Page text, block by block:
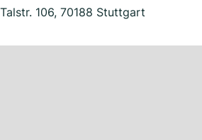
Talstr. 106, 70188 Stuttgart